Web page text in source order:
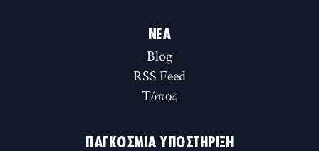
ΝΈΑ
Blog
RSS Feed
Τύπος
ΠΑΓΚΌΣΜΙΑ ΥΠΟΣΤΉΡΙΞΗ